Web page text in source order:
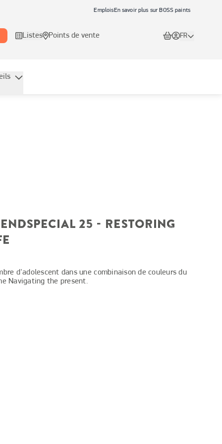
EmploisEn savoir plus sur BOSS paints
Listes Points de vente FR
25 - RESTORING
d'adolescent dans une combinaison de couleurs du
Navigating the present.